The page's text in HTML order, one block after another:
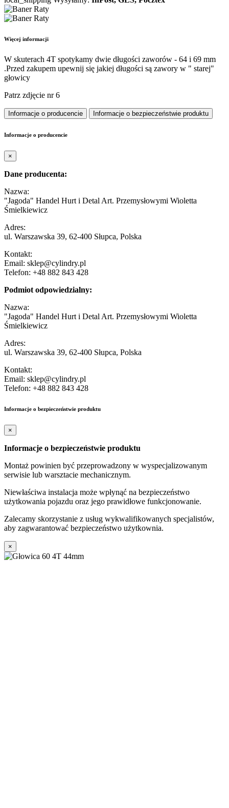
Więcej informacji
W skuterach 4T spotykamy dwie długości zaworów - 64 i 69 mm
.Przed zakupem upewnij się jakiej długości są zawory w " starej"
głowicy
Patrz zdjęcie nr 6
Informacje o producencie Informacje o bezpieczeństwie produktu
Informacje o producencie
×
Dane producenta:
Nazwa:
"Jagoda" Handel Hurt i Detal Art. Przemysłowymi Wioletta
Śmielkiewicz
Adres:
ul. Warszawska 39, 62-400 Słupca, Polska
Kontakt:
Email: sklep@cylindry.pl
Telefon: +48 882 843 428
Podmiot odpowiedzialny:
Nazwa:
"Jagoda" Handel Hurt i Detal Art. Przemysłowymi Wioletta
Śmielkiewicz
Adres:
ul. Warszawska 39, 62-400 Słupca, Polska
Kontakt:
Email: sklep@cylindry.pl
Telefon: +48 882 843 428
Informacje o bezpieczeństwie produktu
×
Informacje o bezpieczeństwie produktu
Montaż powinien być przeprowadzony w wyspecjalizowanym
serwisie lub warsztacie mechanicznym.
Niewłaściwa instalacja może wpłynąć na bezpieczeństwo
użytkowania pojazdu oraz jego prawidłowe funkcjonowanie.
Zalecamy skorzystanie z usług wykwalifikowanych specjalistów,
aby zagwarantować bezpieczeństwo użytkownia.
×